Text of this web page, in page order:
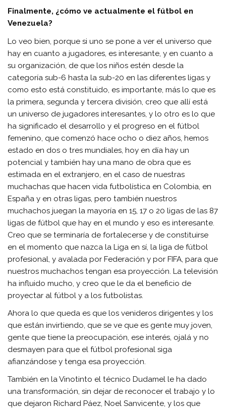
Finalmente, ¿cómo ve actualmente el fútbol en
Venezuela?
Lo veo bien, porque si uno se pone a ver el universo que
hay en cuanto a jugadores, es interesante, y en cuanto a
su organización, de que los niños estén desde la
categoría sub-6 hasta la sub-20 en las diferentes ligas y
como esto está constituido, es importante, más lo que es
la primera, segunda y tercera división, creo que allí está
un universo de jugadores interesantes, y lo otro es lo que
ha significado el desarrollo y el progreso en el fútbol
femenino, que comenzó hace ocho o diez años, hemos
estado en dos o tres mundiales, hoy en día hay un
potencial y también hay una mano de obra que es
estimada en el extranjero, en el caso de nuestras
muchachas que hacen vida futbolística en Colombia, en
España y en otras ligas, pero también nuestros
muchachos juegan la mayoría en 15, 17 o 20 ligas de las 87
ligas de fútbol que hay en el mundo y eso es interesante.
Creo que se terminaría de fortalecerse y de constituirse
en el momento que nazca la Liga en sí, la liga de fútbol
profesional, y avalada por Federación y por FIFA, para que
nuestros muchachos tengan esa proyección. La televisión
ha influido mucho, y creo que le da el beneficio de
proyectar al fútbol y a los futbolistas.
Ahora lo que queda es que los venideros dirigentes y los
que están invirtiendo, que se ve que es gente muy joven,
gente que tiene la preocupación, ese interés, ojalá y no
desmayen para que el fútbol profesional siga
afianzándose y tenga esa proyección.
También en la Vinotinto el técnico Dudamel le ha dado
una transformación, sin dejar de reconocer el trabajo y lo
que dejaron Richard Páez, Noel Sanvicente, y los que